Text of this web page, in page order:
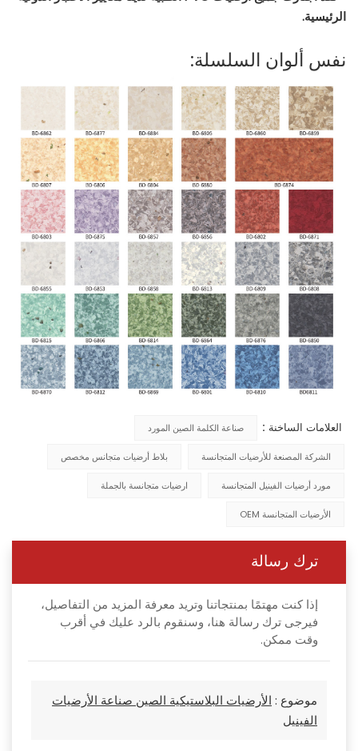
الرئيسية.
نفس ألوان السلسلة:
العلامات الساخنة : صناعة الكلمة الصين المورد
الشركة المصنعة للأرضيات المتجانسة بلاط أرضيات متجانس مخصص
مورد أرضيات الفينيل المتجانسة ارضيات متجانسة بالجملة
الأرضيات المتجانسة OEM
ترك رسالة
إذا كنت مهتمًا بمنتجاتنا وتريد معرفة المزيد من التفاصيل،
فيرجى ترك رسالة هنا، وسنقوم بالرد عليك في أقرب
وقت ممكن.
موضوع : الأرضيات البلاستيكية الصين صناعة الأرضيات
الفينيل